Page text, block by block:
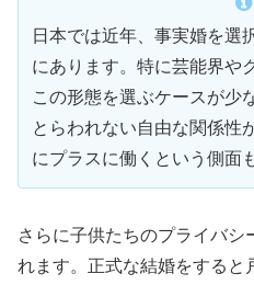
日本では近年、事実婚を選
にあります。特に芸能界や
この形態を選ぶケースが少
とらわれない自由な関係性
にプラスに働くという側面
さらに子供たちのプライバシ
れます。正式な結婚をすると